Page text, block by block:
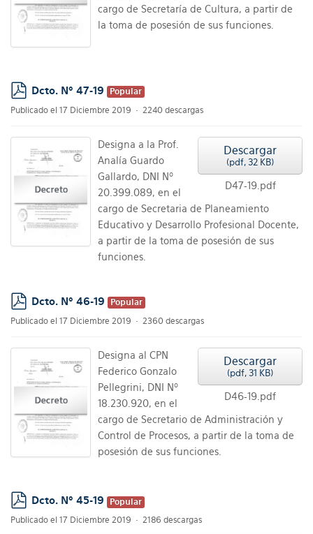
cargo de Secretaría de Cultura, a partir de
la toma de posesión de sus funciones.
pdf
Dcto. Nº 47-19
Popular
Publicado el 17 Diciembre 2019
2240 descargas
Descargar
(pdf, 32 KB)
D47-19.pdf
Designa a la Prof.
Analía Guardo
Gallardo, DNI Nº
20.399.089, en el
cargo de Secretaria de Planeamiento
Educativo y Desarrollo Profesional Docente,
a partir de la toma de posesión de sus
funciones.
pdf
Dcto. Nº 46-19
Popular
Publicado el 17 Diciembre 2019
2360 descargas
Descargar
(pdf, 31 KB)
D46-19.pdf
Designa al CPN
Federico Gonzalo
Pellegrini, DNI Nº
18.230.920, en el
cargo de Secretario de Administración y
Control de Procesos, a partir de la toma de
posesión de sus funciones.
pdf
Dcto. Nº 45-19
Popular
Publicado el 17 Diciembre 2019
2186 descargas